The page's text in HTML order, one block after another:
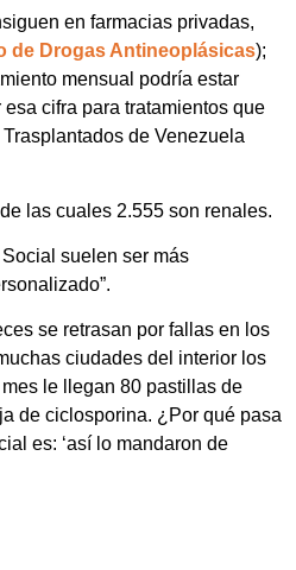
en farmacias privadas,
de Drogas Antineoplásicas);
mensual podría estar
cifra para tratamientos que
de Venezuela
las cuales 2.555 son renales.
suelen ser más
se retrasan por fallas en los
ciudades del interior los
le llegan 80 pastillas de
de ciclosporina. ¿Por qué pasa
es: ‘así lo mandaron de